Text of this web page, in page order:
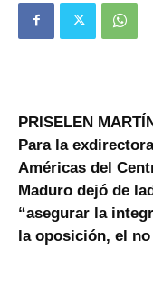
PRISELEN
Para la
Américas del
Maduro dejó de
“asegurar la
la oposición, el